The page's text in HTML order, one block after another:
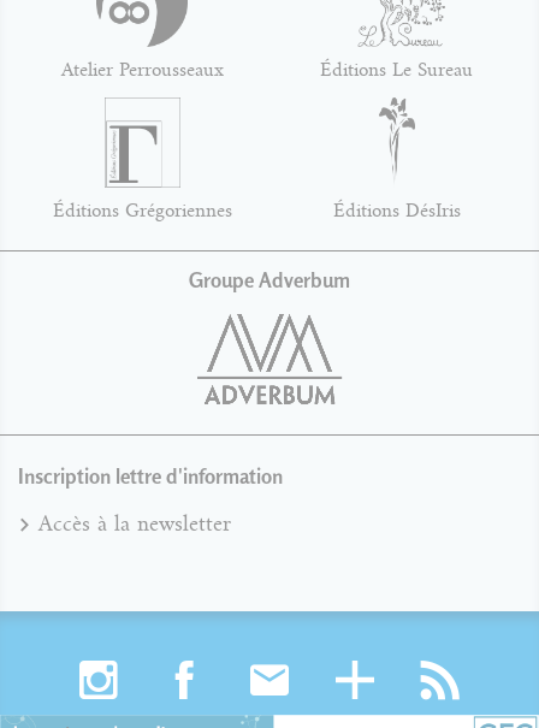
Atelier Perrousseaux Éditions Le Sureau
Éditions Grégoriennes Éditions DésIris
Groupe Adverbum
Inscription lettre d'information
Accès à la newsletter